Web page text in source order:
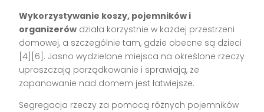
Wykorzystywanie koszy, pojemników i
organizerów działa korzystnie w każdej przestrzeni
domowej, a szczególnie tam, gdzie obecne są dzieci
[4][6] . Jasno wydzielone miejsca na określone rzeczy
upraszczają porządkowanie i sprawiają, że
zapanowanie nad domem jest łatwiejsze.
Segregacja rzeczy za pomocą różnych pojemników